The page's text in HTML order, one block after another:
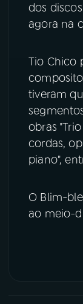
06
07
dos
agora na
Tio Chico
tiveram
obras
cordas,
piano",
O Blim-
ao meio-